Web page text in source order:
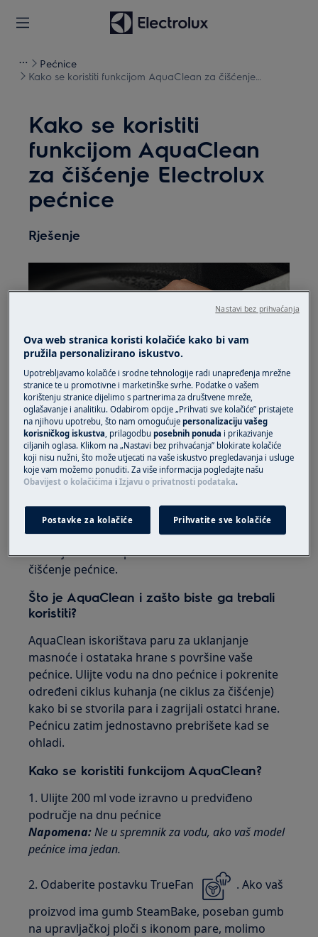
Pećnice
Kako se koristiti funkcijom AquaClean za čišćenje
Kako se koristiti
funkcijom AquaClean
za čišćenje Electrolux
pećnice
Rješenje
Čišćenje pećnice ne mora biti noćna mora.
Funkcija AquaClean dostupna na odabranim
modelima Electrolux pećnica olakšat će vam
čišćenje pećnice. Djeluje na prskanje i ostatke
hrane kako biste lakše očistili i najtvrdokorniju
prljavštinu. Uživajte u održavanju pećnice s
lakoćom zahvaljujući funkciji AquaClean.
različite funkcije za čišćenje. Pogledajte
korisnički priručnik i saznajte koje funkcije za
čišćenje ima vaša pećnica kako biste si olakšali
čišćenje pećnice.
Što je AquaClean i zašto biste ga trebali
koristiti?
AquaClean iskorištava paru za uklanjanje
masnoće i ostataka hrane s površine vaše
pećnice. Ulijte vodu na dno pećnice i pokrenite
određeni ciklus kuhanja (ne ciklus za čišćenje)
kako bi se stvorila para i zagrijali ostatci hrane.
Pećnicu zatim jednostavno prebrišete kad se
ohladi.
Kako se koristiti funkcijom AquaClean?
1. Ulijte 200 ml vode izravno u predviđeno
područje na dnu pećnice
Napomena:Ne u spremnik za vodu, ako vaš model
pećnice ima jedan.
2. Odaberite postavku TrueFan
. Ako vaš
proizvod ima gumb SteamBake, poseban gumb
na upravljačkoj ploči s ikonom pare, molimo
Ova web stranica koristi kolačiće kako bi vam
pružila personalizirano iskustvo.
Upotrebljavamo kolačiće i srodne tehnologije radi unapređenja mrežne
stranice te u promotivne i marketinške svrhe. Podatke o vašem
korištenju stranice dijelimo s partnerima za društvene mreže,
oglašavanje i analitiku. Odabirom opcije „Prihvati sve kolačiće” pristajete
na njihovu upotrebu, što nam omogućujepersonalizaciju vašeg
korisničkog iskustva, prilagodbuposebnih ponuda i prikazivanje
ciljanih oglasa. Klikom na „Nastavi bez prihvaćanja” blokirate kolačiće
koji nisu nužni, što može utjecati na vaše iskustvo pregledavanja i usluge
koje vam možemo ponuditi. Za više informacija pogledajte našu
Obavijest o kolačićima iIzjavu o privatnosti podataka.
Postavke za kolačiće Prihvatite sve kolačiće
Nastavi bez prihvaćanja